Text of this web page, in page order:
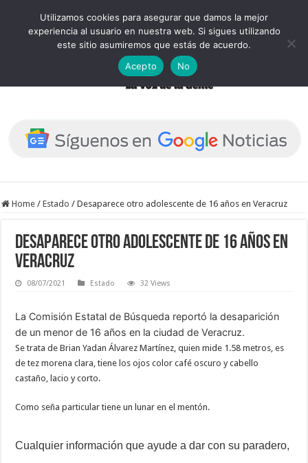
Home / Estado / Desaparece otro adolescente de 16 años en Veracruz
Desaparece otro adolescente de 16 años en
Veracruz
08/07/2021 Estado 32 Views
La Comisión Estatal de Búsqueda reportó la desaparición
de un menor de 16 años en la ciudad de Veracruz.
Se trata de Brian Yadan Álvarez Martínez, quien mide 1.58 metros, es
de tez morena clara, tiene los ojos color café oscuro y cabello
castaño, lacio y corto.
Como seña particular tiene un lunar en el mentón.
Cualquier información que ayude a dar con su paradero,
Utilizamos cookies para asegurar que damos la mejor
experiencia al usuario en nuestra web. Si sigues utilizando
este sitio asumiremos que estás de acuerdo.
Acepto
No